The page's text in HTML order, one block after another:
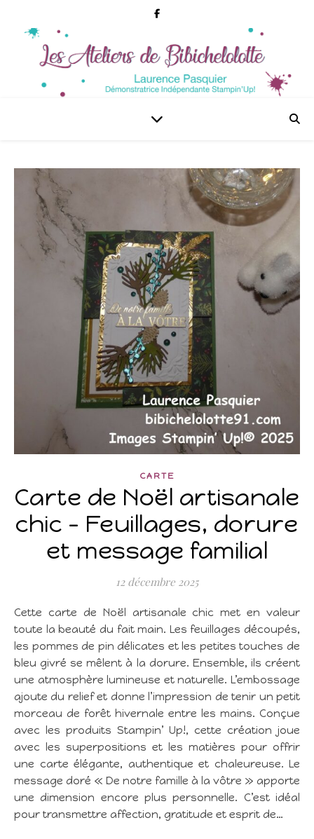
CARTE
Carte de Noël artisanale
chic – Feuillages, dorure
et message familial
12 décembre 2025
Cette carte de Noël artisanale chic met en valeur
toute la beauté du fait main. Les feuillages découpés,
les pommes de pin délicates et les petites touches de
bleu givré se mêlent à la dorure. Ensemble, ils créent
une atmosphère lumineuse et naturelle. L’embossage
ajoute du relief et donne l’impression de tenir un petit
morceau de forêt hivernale entre les mains. Conçue
avec les produits Stampin’ Up!, cette création joue
avec les superpositions et les matières pour offrir
une carte élégante, authentique et chaleureuse. Le
message doré « De notre famille à la vôtre » apporte
une dimension encore plus personnelle. C’est idéal
pour transmettre affection, gratitude et esprit de…